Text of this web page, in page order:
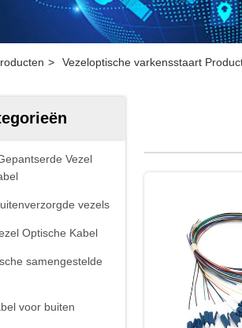
> Vezeloptische varkensstaart
Vezel
vezels
Optische Kabel
samengestelde
voor buiten